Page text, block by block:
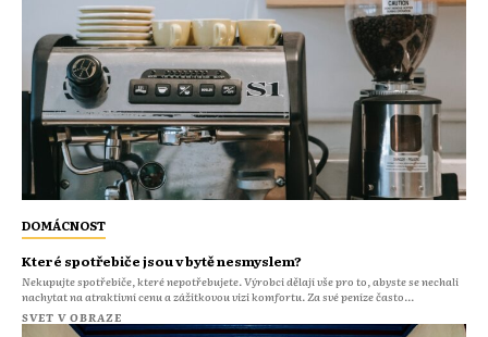
DOMÁCNOST
Které spotřebiče jsou v bytě nesmyslem?
Nekupujte spotřebiče, které nepotřebujete. Výrobci dělají vše pro to, abyste se nechali
nachytat na atraktivní cenu a zážitkovou vizi komfortu. Za své peníze často...
SVET V OBRAZE